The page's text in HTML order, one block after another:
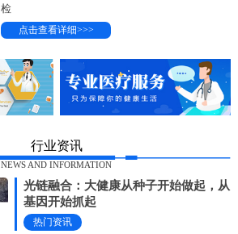
检
点击查看详细>>>
行业资讯
NEWS AND INFORMATION
光链融合：大健康从种子开始做起，从
基因开始抓起
热门资讯